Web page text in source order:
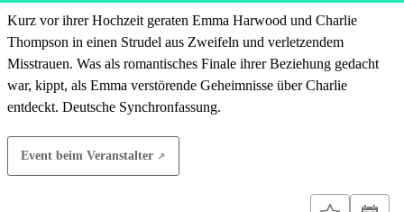
Kurz vor ihrer Hochzeit geraten Emma Harwood und Charlie
Thompson in einen Strudel aus Zweifeln und verletzendem
Misstrauen. Was als romantisches Finale ihrer Beziehung gedacht
war, kippt, als Emma verstörende Geheimnisse über Charlie
entdeckt. Deutsche Synchronfassung.
Event beim Veranstalter